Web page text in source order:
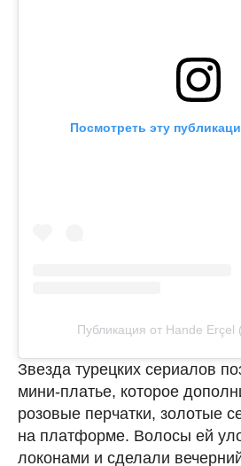
Посмотреть эту
Публикация от Hande Erçel
Звезда турецких сериалов
мини-платье, которое
розовые перчатки, золотые
на платформе. Волосы ей
локонами и сделали